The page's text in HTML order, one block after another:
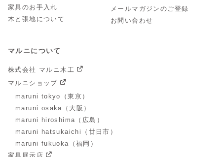
家具のお手入れ
木と張地について
メールマガジンのご登録
お問い合わせ
マルニについて
株式会社 マルニ木工
マルニショップ
maruni tokyo（東京）
maruni osaka（大阪）
maruni hiroshima（広島）
maruni hatsukaichi（廿日市）
maruni fukuoka（福岡）
家具展示店